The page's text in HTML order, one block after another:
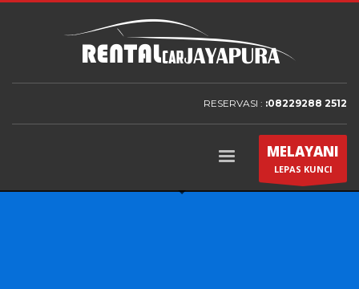
RESERVASI : :08229288 2512
MELAYANI
LEPAS KUNCI